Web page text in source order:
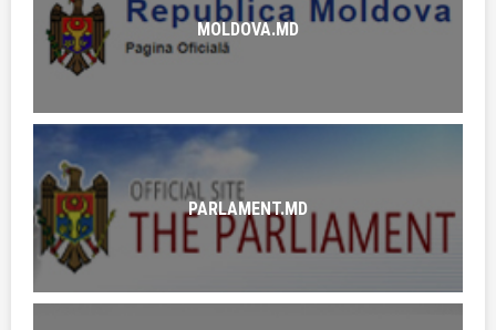
MOLDOVA.MD
PARLAMENT.MD